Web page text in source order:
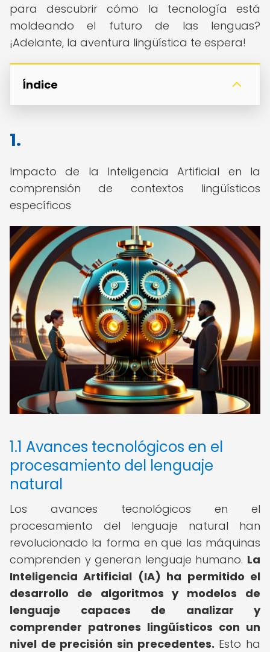
para descubrir cómo la tecnología está
moldeando el futuro de las lenguas?
¡Adelante, la aventura lingüística te espera!
Índice
1.
Impacto de la Inteligencia Artificial en la
comprensión de contextos lingüísticos
específicos
1.1 Avances tecnológicos en el
procesamiento del lenguaje
natural
Los avances tecnológicos en el
procesamiento del lenguaje natural han
revolucionado la forma en que las máquinas
comprenden y generan lenguaje humano. La
Inteligencia Artificial (IA) ha permitido el
desarrollo de algoritmos y modelos de
lenguaje capaces de analizar y
comprender patrones lingüísticos con un
nivel de precisión sin precedentes. Esto ha